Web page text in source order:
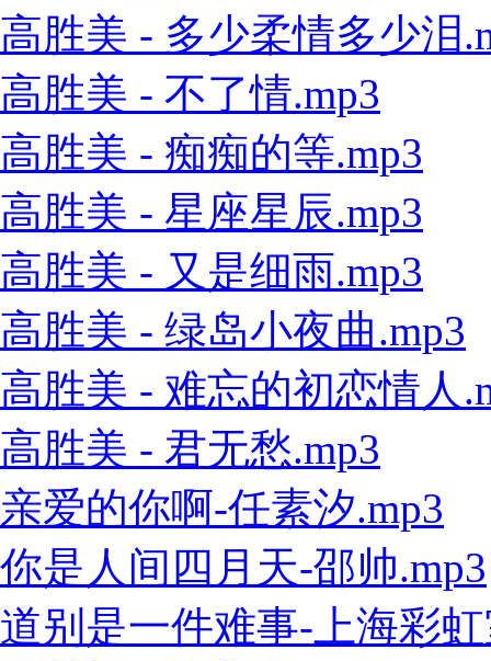
高胜美 - 多少柔情多少泪
高胜美 - 不了情.mp3
高胜美 - 痴痴的等.mp3
高胜美 - 星座星辰.mp3
高胜美 - 又是细雨.mp3
高胜美 - 绿岛小夜曲.mp3
高胜美 - 难忘的初恋情人
高胜美 - 君无愁.mp3
亲爱的你啊-任素汐.mp3
你是人间四月天-邵帅.mp3
道别是一件难事-上海彩